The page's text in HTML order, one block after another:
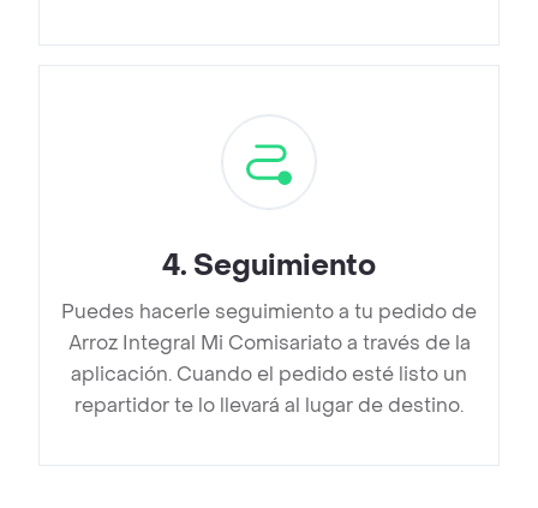
4. Seguimiento
Puedes hacerle seguimiento a tu pedido de
Arroz Integral Mi Comisariato a través de la
aplicación. Cuando el pedido esté listo un
repartidor te lo llevará al lugar de destino.